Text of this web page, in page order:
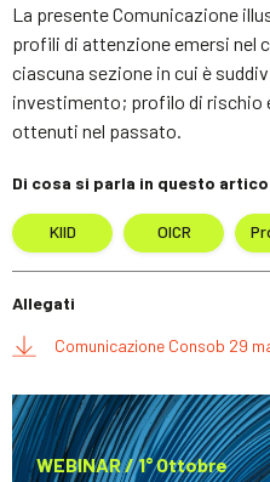
La presente Comunicazione
profili di attenzione emersi nel
ciascuna sezione in cui è
investimento; profilo di rischio
ottenuti nel passato.
Di cosa si parla in questo
KIID OICR
Allegati
Comunicazione Consob 29
WEBINAR / 1° Ottobre